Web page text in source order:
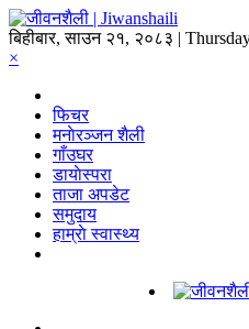
बिहीबार, साउन २१, २०८३ |
×
फिचर
मनाेरञ्जन शैली
गाँउघर
डायाेस्परा
ताजा अपडेट
समुदाय
हाम्राे स्वास्थ्य